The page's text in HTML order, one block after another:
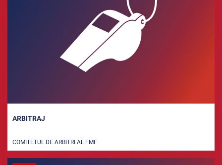
ARBITRAJ
COMITETUL DE ARBITRI AL FMF